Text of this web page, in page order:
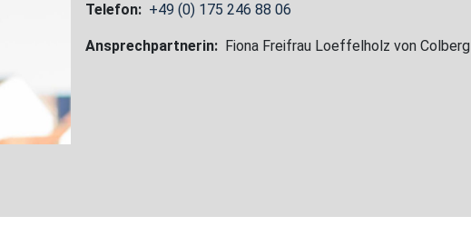
Telefon: +49 (0) 175 246 88 06
Ansprechpartnerin: Fiona Freifrau Loeffelholz von Colberg